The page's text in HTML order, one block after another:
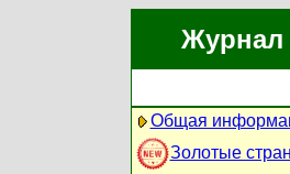
Журнал
Общая
Золотые